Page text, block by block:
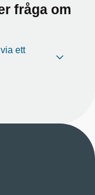
fråga om
ett